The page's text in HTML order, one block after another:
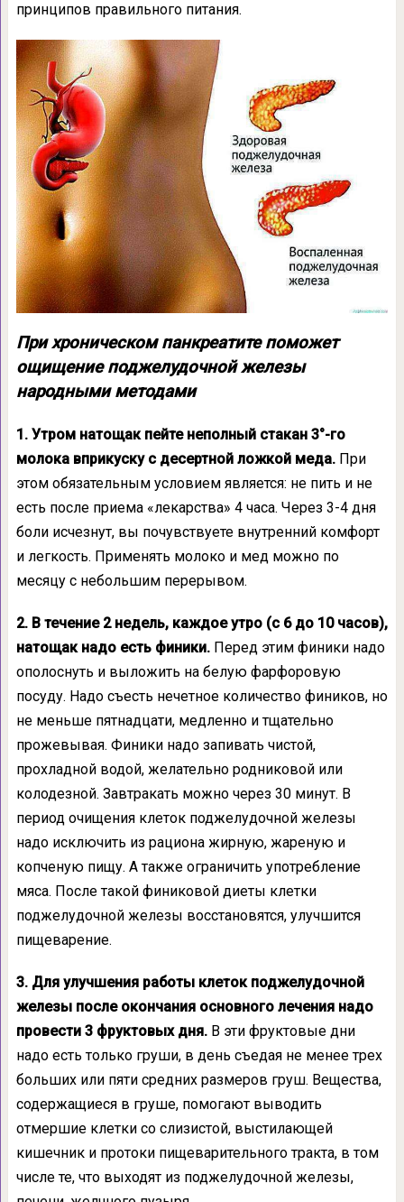
принципов правильного питания.
При хроническом панкреатите поможет
ощищение поджелудочной железы
народными методами
1. Утром натощак пейте неполный стакан 3°-го
молока вприкуску с десертной ложкой меда. При
этом обязательным условием является: не пить и не
есть после приема «лекарства» 4 часа. Через 3-4 дня
боли исчезнут, вы почувствуете внутренний комфорт
и легкость. Применять молоко и мед можно по
месяцу с небольшим перерывом.
2. В течение 2 недель, каждое утро (с 6 до 10 часов),
натощак надо есть финики. Перед этим финики надо
ополоснуть и выложить на белую фарфоровую
посуду. Надо съесть нечетное количество фиников, но
не меньше пятнадцати, медленно и тщательно
прожевывая. Финики надо запивать чистой,
прохладной водой, желательно родниковой или
колодезной. Завтракать можно через 30 минут. В
период очищения клеток поджелудочной железы
надо исключить из рациона жирную, жареную и
копченую пищу. А также ограничить употребление
мяса. После такой финиковой диеты клетки
поджелудочной железы восстановятся, улучшится
пищеварение.
3. Для улучшения работы клеток поджелудочной
железы после окончания основного лечения надо
провести 3 фруктовых дня. В эти фруктовые дни
надо есть только груши, в день съедая не менее трех
больших или пяти средних размеров груш. Вещества,
содержащиеся в груше, помогают выводить
отмершие клетки со слизистой, выстилающей
кишечник и протоки пищеварительного тракта, в том
числе те, что выходят из поджелудочной железы,